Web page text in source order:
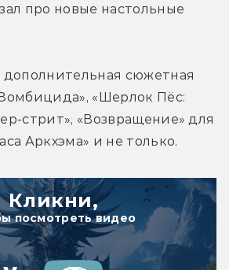
про новые настольные
сюжетная
«Шерлок Пёс:
стрит», «Возвращение» для
Аркхэма» и не только.
Кликни,
посмотреть видео